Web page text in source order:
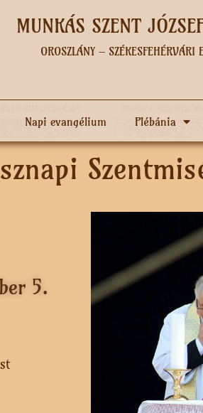
MUNKÁS SZENT
OROSZLÁNY – SZÉKESFEHÉRVÁRI
Napi evangélium Plébánia
5.